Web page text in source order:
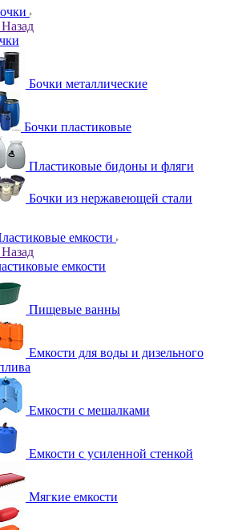
Назад
Бочки металлические
Бочки пластиковые
Пластиковые бидоны и фляги
Бочки из нержавеющей стали
емкости
Назад
емкости
Пищевые ванны
Емкости для воды и дизельного
Емкости с мешалками
Емкости с усиленной стенкой
Мягкие емкости